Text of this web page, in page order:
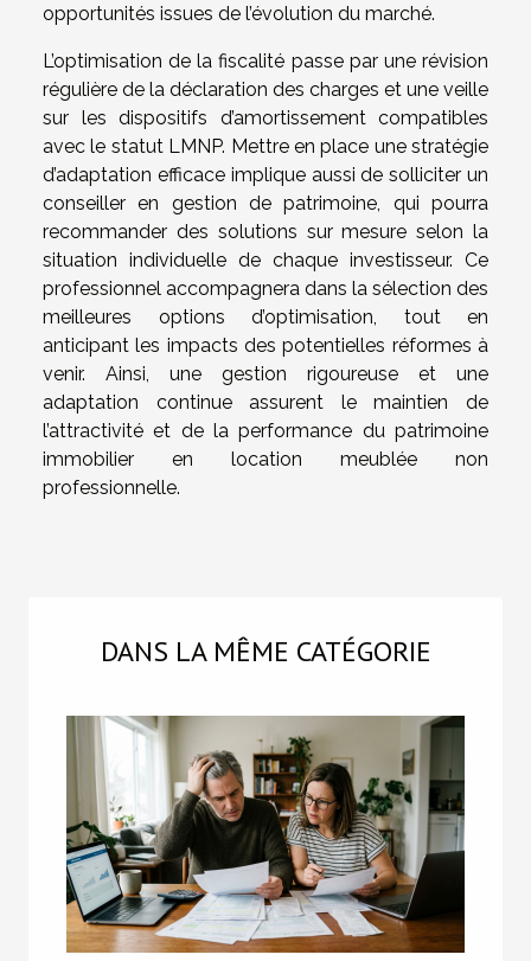
opportunités issues de l’évolution du marché.
L’optimisation de la fiscalité passe par une révision
régulière de la déclaration des charges et une veille
sur les dispositifs d’amortissement compatibles
avec le statut LMNP. Mettre en place une stratégie
d’adaptation efficace implique aussi de solliciter un
conseiller en gestion de patrimoine, qui pourra
recommander des solutions sur mesure selon la
situation individuelle de chaque investisseur. Ce
professionnel accompagnera dans la sélection des
meilleures options d’optimisation, tout en
anticipant les impacts des potentielles réformes à
venir. Ainsi, une gestion rigoureuse et une
adaptation continue assurent le maintien de
l’attractivité et de la performance du patrimoine
immobilier en location meublée non
professionnelle.
DANS LA MÊME CATÉGORIE